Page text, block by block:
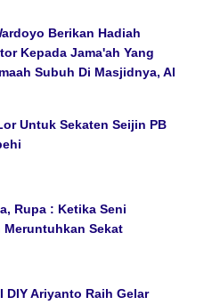
Berikan Hadiah
Kepada Jama'ah Yang
Subuh Di Masjidnya, Al
Untuk Sekaten Seijin PB
Rupa : Ketika Seni
Meruntuhkan Sekat
DIY Ariyanto Raih Gelar